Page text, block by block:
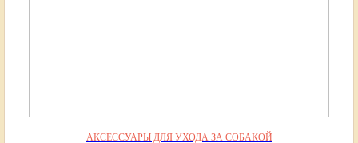
АКСЕССУАРЫ ДЛЯ УХОДА ЗА СОБАКОЙ